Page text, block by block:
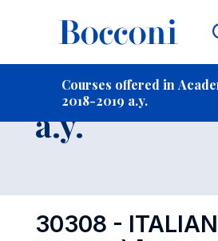
Courses offered in
2018-2019 a.y.
Course
a.y.
30308 -